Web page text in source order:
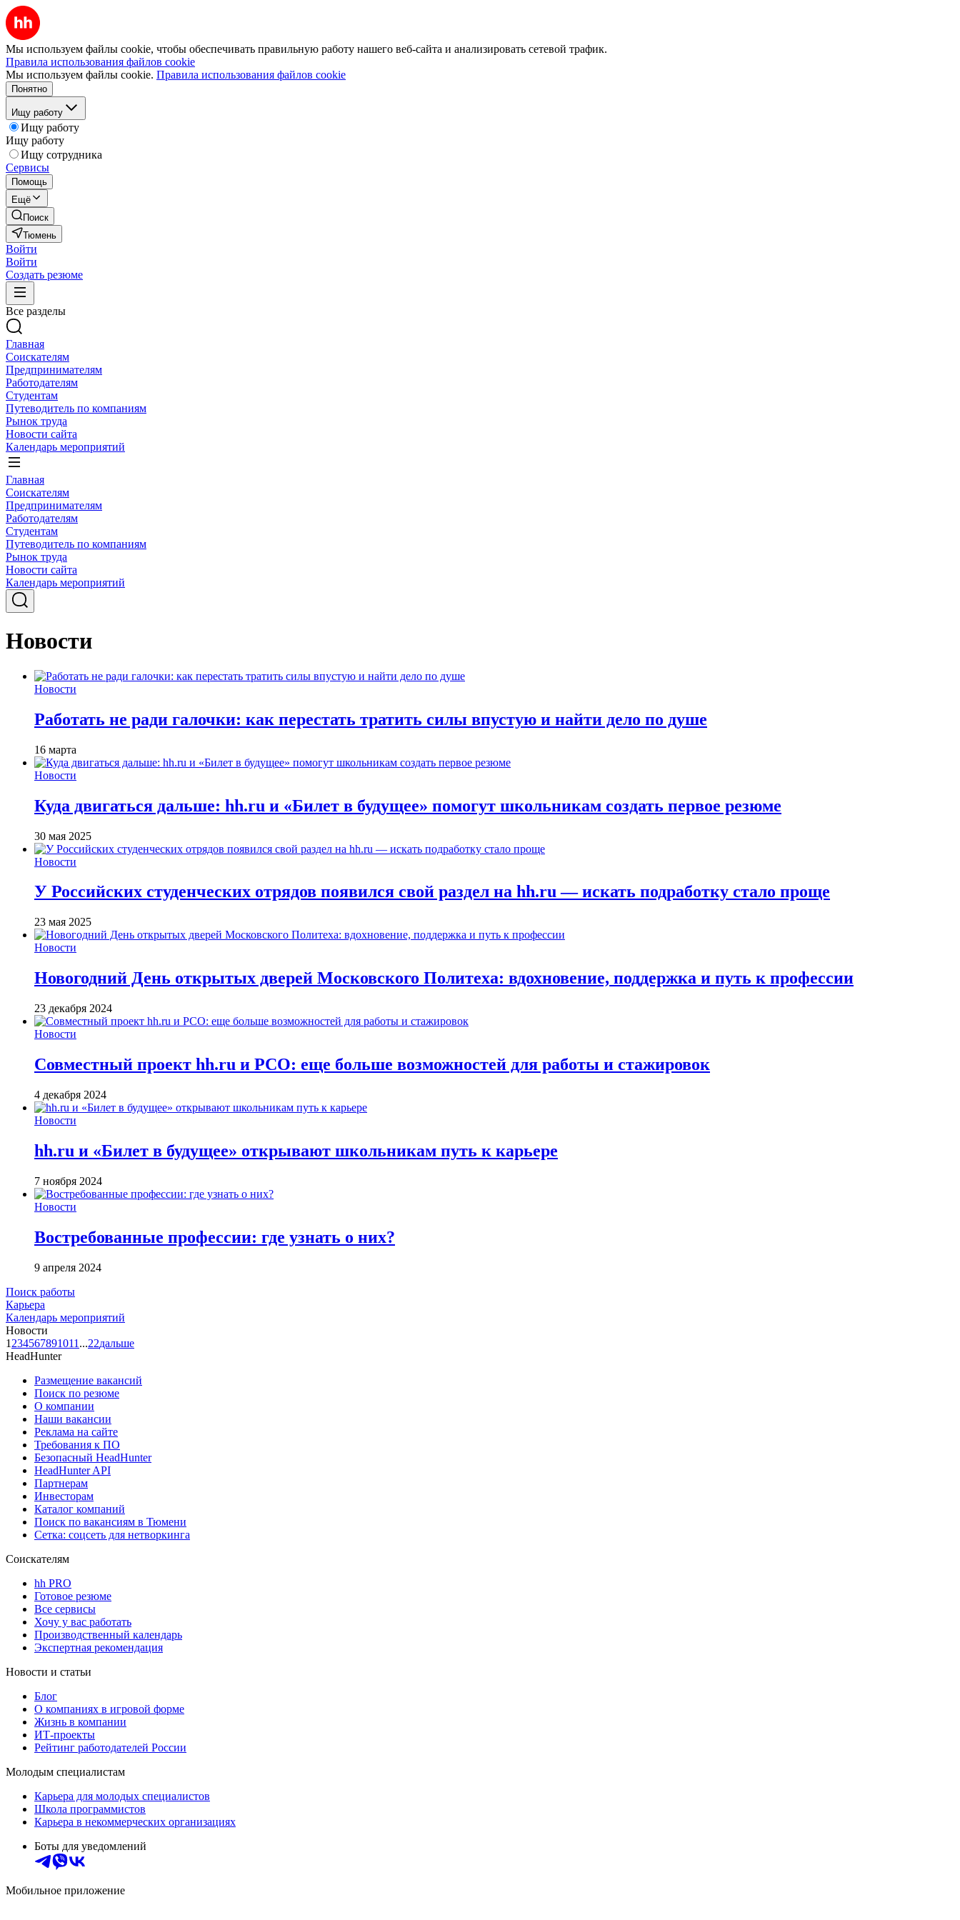
Мы используем файлы cookie, чтобы обеспечивать правильную работу нашего веб-сайта и анализировать сетевой трафик.
Правила использования файлов cookie
Мы используем файлы cookie. Правила использования файлов cookie
Понятно
Ищу работу
Ищу работу
Ищу работу
Ищу сотрудника
Сервисы
Помощь
Ещё
Поиск
Тюмень
Войти
Войти
Создать резюме
Все разделы
Главная
Соискателям
Предпринимателям
Работодателям
Студентам
Путеводитель по компаниям
Рынок труда
Новости сайта
Календарь мероприятий
Главная
Соискателям
Предпринимателям
Работодателям
Студентам
Путеводитель по компаниям
Рынок труда
Новости сайта
Календарь мероприятий
Новости
Новости
Работать не ради галочки: как перестать тратить силы впустую и найти дело по душе
16 марта
Новости
Куда двигаться дальше: hh.ru и «Билет в будущее» помогут школьникам создать первое резюме
30 мая 2025
Новости
У Российских студенческих отрядов появился свой раздел на hh.ru — искать подработку стало проще
23 мая 2025
Новости
Новогодний День открытых дверей Московского Политеха: вдохновение, поддержка и путь к профессии
23 декабря 2024
Новости
Совместный проект hh.ru и РСО: еще больше возможностей для работы и стажировок
4 декабря 2024
Новости
hh.ru и «Билет в будущее» открывают школьникам путь к карьере
7 ноября 2024
Новости
Востребованные профессии: где узнать о них?
9 апреля 2024
Поиск работы
Карьера
Календарь мероприятий
Новости
1 234567891011 ...22дальше
HeadHunter
Размещение вакансий
Поиск по резюме
О компании
Наши вакансии
Реклама на сайте
Требования к ПО
Безопасный HeadHunter
HeadHunter API
Партнерам
Инвесторам
Каталог компаний
Поиск по вакансиям в Тюмени
Сетка: соцсеть для нетворкинга
Соискателям
hh PRO
Готовое резюме
Все сервисы
Хочу у вас работать
Производственный календарь
Экспертная рекомендация
Новости и статьи
Блог
О компаниях в игровой форме
Жизнь в компании
ИТ-проекты
Рейтинг работодателей России
Молодым специалистам
Карьера для молодых специалистов
Школа программистов
Карьера в некоммерческих организациях
Боты для уведомлений
Мобильное приложение